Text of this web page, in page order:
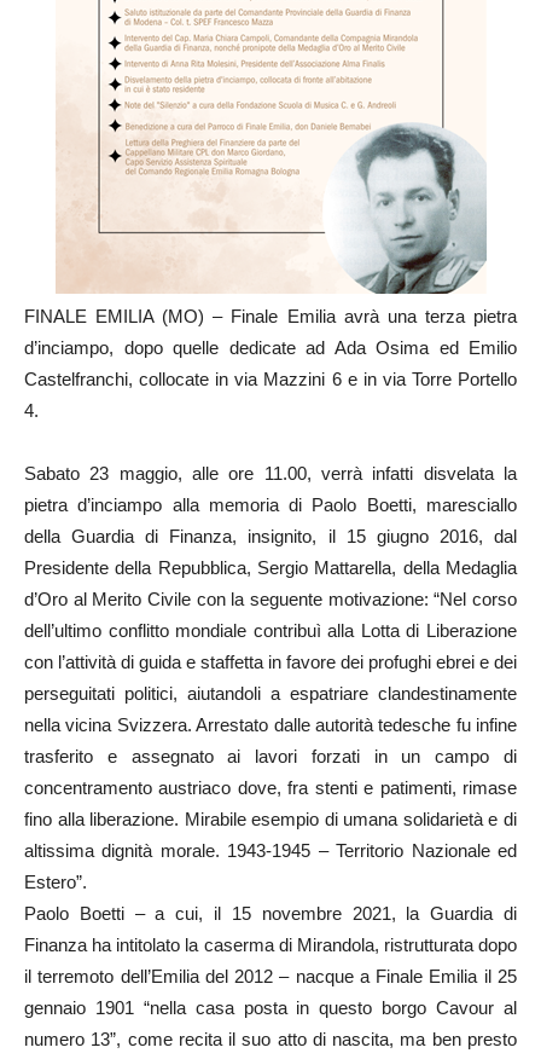
FINALE EMILIA (MO) – Finale Emilia avrà una terza pietra
d’inciampo, dopo quelle dedicate ad Ada Osima ed Emilio
Castelfranchi, collocate in via Mazzini 6 e in via Torre Portello
4.
Sabato 23 maggio, alle ore 11.00, verrà infatti disvelata la
pietra d’inciampo alla memoria di Paolo Boetti, maresciallo
della Guardia di Finanza, insignito, il 15 giugno 2016, dal
Presidente della Repubblica, Sergio Mattarella, della Medaglia
d’Oro al Merito Civile con la seguente motivazione: “Nel corso
dell’ultimo conflitto mondiale contribuì alla Lotta di Liberazione
con l’attività di guida e staffetta in favore dei profughi ebrei e dei
perseguitati politici, aiutandoli a espatriare clandestinamente
nella vicina Svizzera. Arrestato dalle autorità tedesche fu infine
trasferito e assegnato ai lavori forzati in un campo di
concentramento austriaco dove, fra stenti e patimenti, rimase
fino alla liberazione. Mirabile esempio di umana solidarietà e di
altissima dignità morale. 1943-1945 – Territorio Nazionale ed
Estero”.
Paolo Boetti – a cui, il 15 novembre 2021, la Guardia di
Finanza ha intitolato la caserma di Mirandola, ristrutturata dopo
il terremoto dell’Emilia del 2012 – nacque a Finale Emilia il 25
gennaio 1901 “nella casa posta in questo borgo Cavour al
numero 13”, come recita il suo atto di nascita, ma ben presto